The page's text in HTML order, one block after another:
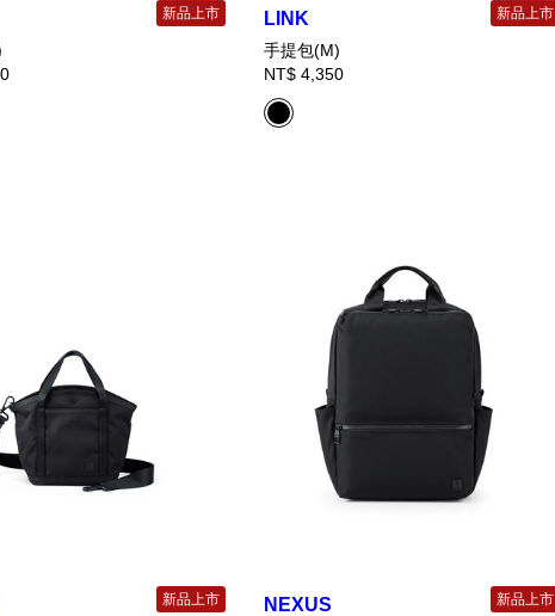
新品上市 LINK 新品上市
手提包(M)
NT$ 4,350
新品上市 NEXUS 新品上市